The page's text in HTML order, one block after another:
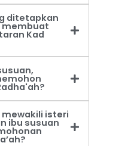
ditetapkan
membuat
Kad
mewakili isteri
ibu susuan